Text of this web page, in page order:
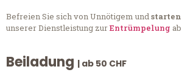
Befreien Sie sich von Unnötigem und
unserer Dienstleistung zurEntrümpelung
Beiladung | ab 50 CHF